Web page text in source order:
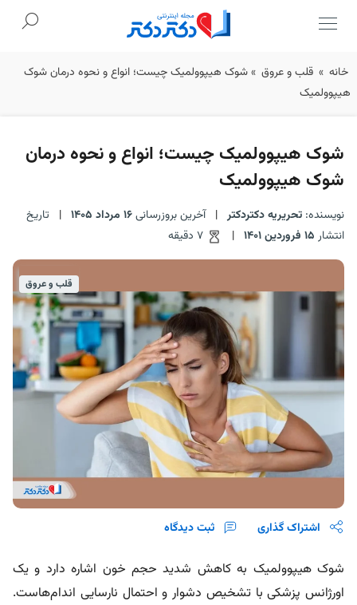
Skip
to
content
خانه » قلب و عروق »شوک هیپوولمیک چیست؛ انواع و نحوه درمان شوک
هیپوولمیک
شوک هیپوولمیک چیست؛ انواع و نحوه درمان
شوک هیپوولمیک
نویسنده: تحریریه دکتردکتر | آخرین بروزرسانی16 مرداد 1405 |
تاریخ
انتشار 15 فروردین 1401 |
قلب و عروق
اشتراک گذاری ثبت دیدگاه
شوک هیپوولمیک به کاهش شدید حجم خون اشاره دارد و یک
اورژانس پزشکی با تشخیص دشوار و احتمال نارسایی اندام‌هاست.